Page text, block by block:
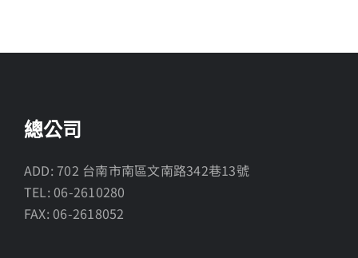
總公司
ADD: 702 台南市南區文南路342巷13號
TEL: 06-2610280
FAX: 06-2618052